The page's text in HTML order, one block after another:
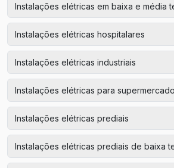
Instalações elétricas em baixa e média
Instalações elétricas hospitalares
Instalações elétricas industriais
Instalações elétricas para
Instalações elétricas prediais
Instalações elétricas prediais de baixa